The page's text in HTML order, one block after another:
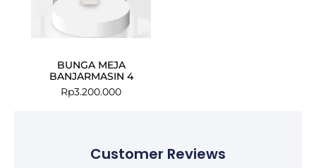
BUNGA MEJA
BANJARMASIN 4
Rp3.200.000
Customer Reviews